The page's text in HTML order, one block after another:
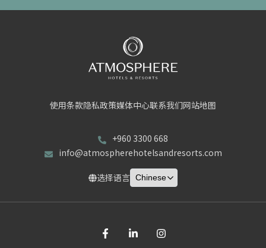
使用条款隐私政策媒体中心联系我们网站地图
+960 3300 668
info@atmospherehotelsandresorts.com
选择语言